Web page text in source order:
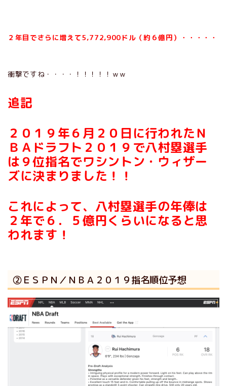
２年目でさらに増えて5,772,900ドル（約６億円）・・・・・
衝撃ですね・・・・！！！！！ｗｗ
追記
２０１９年６月２０日に行われたＮ
ＢＡドラフト２０１９で八村塁選手
は９位指名でワシントン・ウィザー
ズに決まりました！！
これによって、八村塁選手の年俸は
２年で６．５億円くらいになると思
われます！
②ＥＳＰＮ／ＮＢＡ２０１９指名順位予想